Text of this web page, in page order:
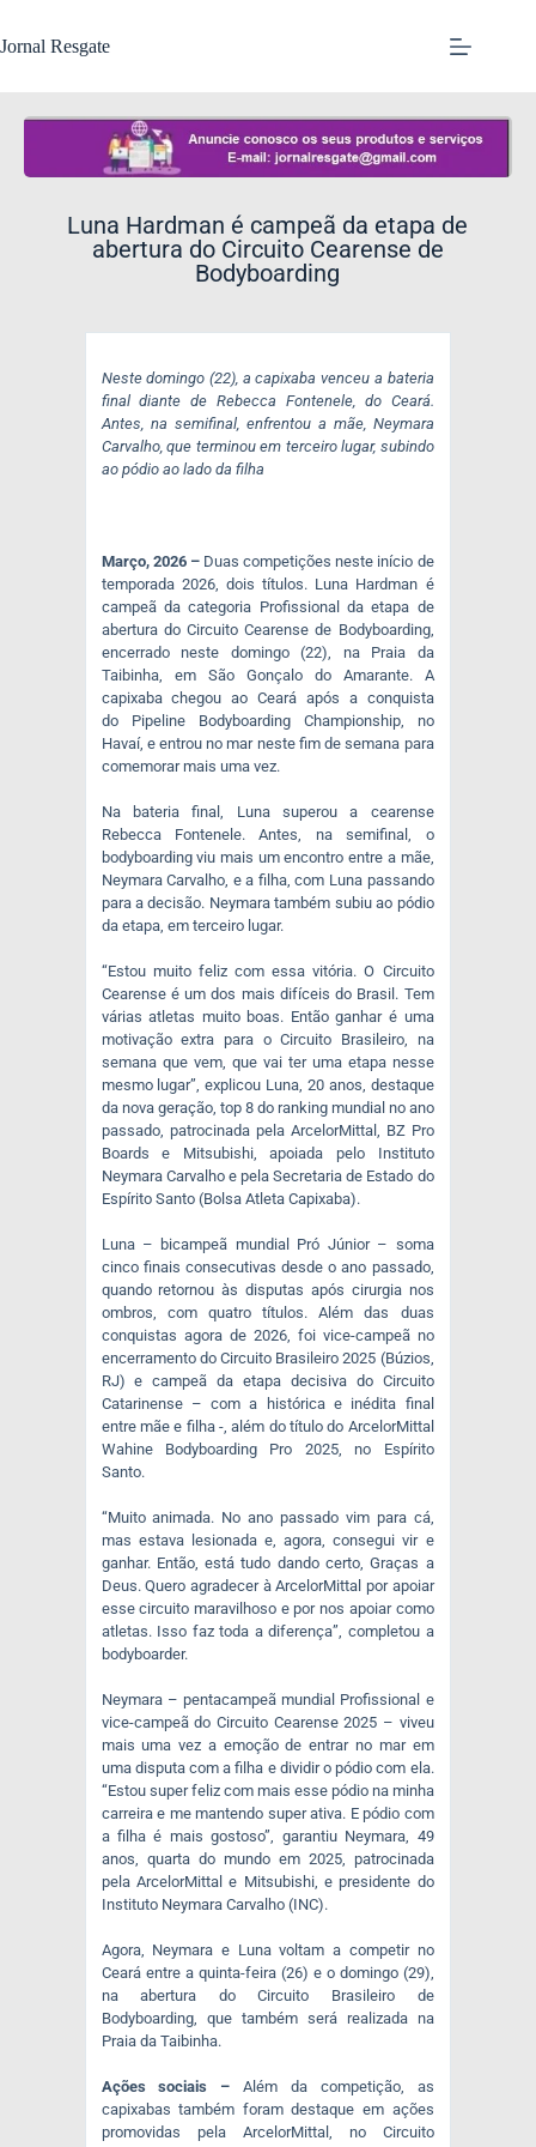
Jornal Resgate
Luna Hardman é campeã da etapa de
abertura do Circuito Cearense de
Bodyboarding
Neste domingo (22), a capixaba venceu a bateria
final diante de Rebecca Fontenele, do Ceará.
Antes, na semifinal, enfrentou a mãe, Neymara
Carvalho, que terminou em terceiro lugar, subindo
ao pódio ao lado da filha
Março, 2026 –Duas competições neste início de
temporada 2026, dois títulos. Luna Hardman é
campeã da categoria Profissional da etapa de
abertura do Circuito Cearense de Bodyboarding,
encerrado neste domingo (22), na Praia da
Taibinha, em São Gonçalo do Amarante. A
capixaba chegou ao Ceará após a conquista
do Pipeline Bodyboarding Championship, no
Havaí, e entrou no mar neste fim de semana para
comemorar mais uma vez.
Na bateria final, Luna superou a cearense
Rebecca Fontenele. Antes, na semifinal, o
bodyboarding viu mais um encontro entre a mãe,
Neymara Carvalho, e a filha, com Luna passando
para a decisão. Neymara também subiu ao pódio
da etapa, em terceiro lugar.
“Estou muito feliz com essa vitória. O Circuito
Cearense é um dos mais difíceis do Brasil. Tem
várias atletas muito boas. Então ganhar é uma
motivação extra para o Circuito Brasileiro, na
semana que vem, que vai ter uma etapa nesse
mesmo lugar”, explicou Luna, 20 anos, destaque
da nova geração, top 8 do ranking mundial no ano
passado, patrocinada pela ArcelorMittal, BZ Pro
Boards e Mitsubishi, apoiada pelo Instituto
Neymara Carvalho e pela Secretaria de Estado do
Espírito Santo (Bolsa Atleta Capixaba).
Luna – bicampeã mundial Pró Júnior – soma
cinco finais consecutivas desde o ano passado,
quando retornou às disputas após cirurgia nos
ombros, com quatro títulos. Além das duas
conquistas agora de 2026, foi vice-campeã no
encerramento do Circuito Brasileiro 2025 (Búzios,
RJ) e campeã da etapa decisiva do Circuito
Catarinense – com a histórica e inédita final
entre mãe e filha -, além do título do ArcelorMittal
Wahine Bodyboarding Pro 2025, no Espírito
Santo.
“Muito animada. No ano passado vim para cá,
mas estava lesionada e, agora, consegui vir e
ganhar. Então, está tudo dando certo, Graças a
Deus. Quero agradecer à ArcelorMittal por apoiar
esse circuito maravilhoso e por nos apoiar como
atletas. Isso faz toda a diferença”, completou a
bodyboarder.
Neymara – pentacampeã mundial Profissional e
vice-campeã do Circuito Cearense 2025 – viveu
mais uma vez a emoção de entrar no mar em
uma disputa com a filha e dividir o pódio com ela.
“Estou super feliz com mais esse pódio na minha
carreira e me mantendo super ativa. E pódio com
a filha é mais gostoso”, garantiu Neymara, 49
anos, quarta do mundo em 2025, patrocinada
pela ArcelorMittal e Mitsubishi, e presidente do
Instituto Neymara Carvalho (INC).
Agora, Neymara e Luna voltam a competir no
Ceará entre a quinta-feira (26) e o domingo (29),
na abertura do Circuito Brasileiro de
Bodyboarding, que também será realizada na
Praia da Taibinha.
Ações sociais – Além da competição, as
capixabas também foram destaque em ações
promovidas pela ArcelorMittal, no Circuito